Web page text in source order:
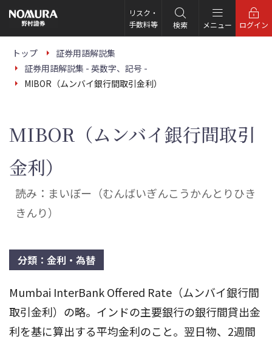
の
ー
リスク・
手数料等
検索 メニュー ログイン
トップ
証券用語解説集
証券用語解説集 - 英数字、記号 -
MIBOR（ムンバイ銀行間取引金利）
MIBOR（ムンバイ銀行間取引
金利）
読み：まいぼー（むんばいぎんこうかんとりひき
きんり）
分類：金利・為替
Mumbai InterBank Offered Rate（ムンバイ銀行間
取引金利）の略。インドの主要銀行の銀行間貸出金
利を基に算出する平均金利のこと。翌日物、2週間